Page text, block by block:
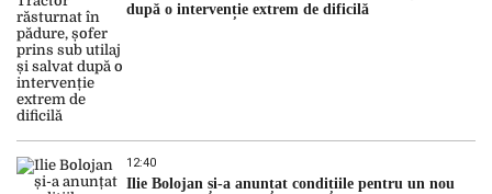
după o intervenție extrem de dificilă
12:40
Ilie Bolojan și-a anunțat condițiile pentru un nou